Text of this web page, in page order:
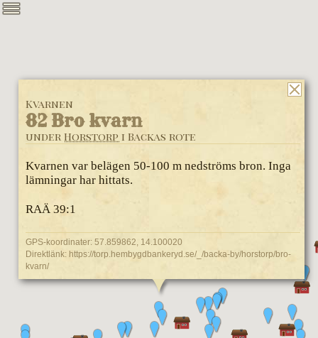
Kvarnen
82 Bro kvarn
under Horstorp i Backas rote
Kvarnen var belägen 50-100 m nedströms bron. Inga
lämningar har hittats.
RAÄ 39:1
GPS-koordinater: 57.859862, 14.100020
Direktlänk:https://torp.hembygdbankeryd.se/_/backa-by/horstorp/bro-
kvarn/